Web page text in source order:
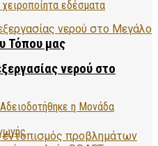
Τόπου μας
νερού στο